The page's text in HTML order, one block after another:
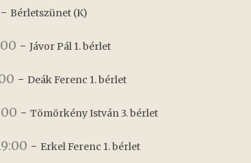
- Bérletszünet (K)
- Jávor Pál 1. bérlet
- Deák Ferenc 1. bérlet
- Tömörkény István 3. bérlet
- Erkel Ferenc 1. bérlet